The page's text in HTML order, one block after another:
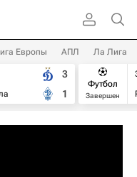
Европы АПЛ Ла Лига
3
1
Футбол
Завершен